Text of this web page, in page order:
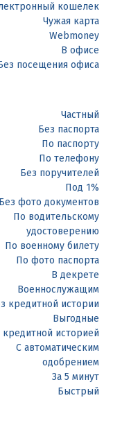
кошелек
Чужая карта
Webmoney
В офисе
посещения офиса
Частный
Без паспорта
По паспорту
По телефону
Без поручителей
Под 1%
Без фото документов
По водительскому
удостоверению
По военному билету
По фото паспорта
В декрете
Военнослужащим
кредитной истории
Выгодные
историей
С автоматическим
одобрением
За 5 минут
Быстрый